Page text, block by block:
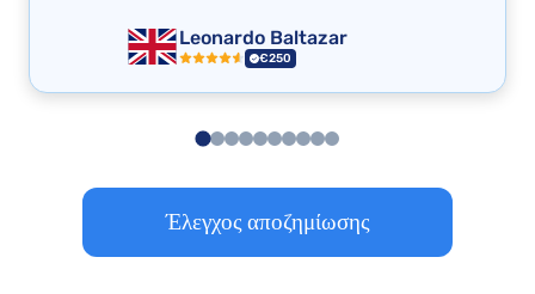
Leonardo Baltazar
€250
Έλεγχος αποζημίωσης